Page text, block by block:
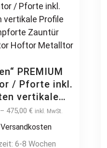
PREMIUM
/ Pforte inkl.
vertikale
Gartenpforte
Schmucktor
Metalltor
– 475,00€ inkl. MwSt.
Versandkosten
6-8 Wochen